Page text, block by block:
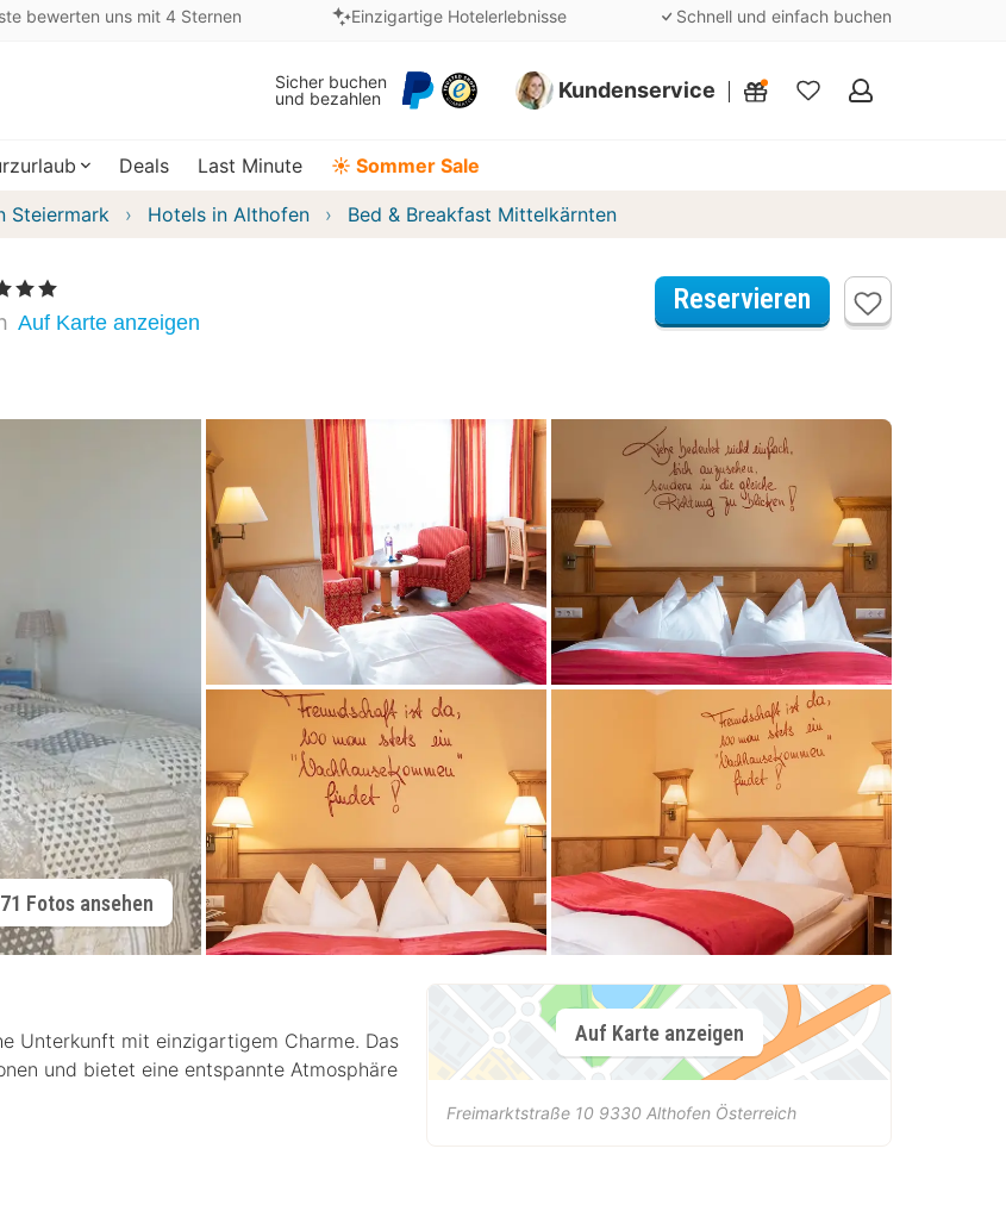
bewerten uns mit 4 Sternen Einzigartige Hotelerlebnisse Schnell und einfach buchen
Sicher buchen
und bezahlen
Kundenservice
Meine
Deals Last Minute ☀️ Sommer Sale
Steiermark Hotels in Althofen Bed & Breakfast Mittelkärnten
Sterne
Auf Karte anzeigen
Reservieren
Fotos ansehen
Unterkunft mit einzigartigem Charme. Das
und bietet eine entspannte Atmosphäre
Auf Karte anzeigen
Freimarktstraße 10 9330 Althofen Österreich